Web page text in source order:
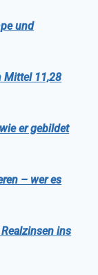
und
Mittel 11,28
er gebildet
– wer es
ins